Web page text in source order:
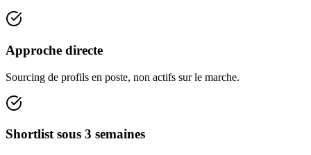
Approche directe
Sourcing de profils en poste, non actifs sur le marche.
Shortlist sous 3 semaines